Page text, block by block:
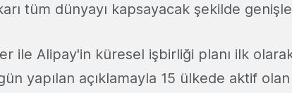
tüm dünyayı kapsayacak şekilde
ile Alipay'in küresel işbirliği planı ilk
yapılan açıklamayla 15 ülkede aktif